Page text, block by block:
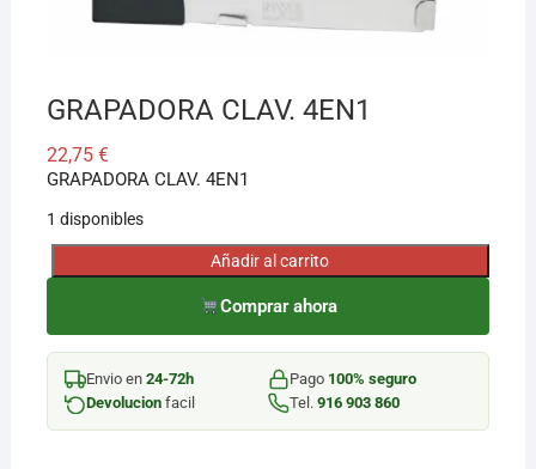
GRAPADORA CLAV. 4EN1
22,75 €
GRAPADORA CLAV. 4EN1
1 disponibles
GRAPADORA
4EN1
cantidad
Añadir al carrito
Comprar ahora
Envio en 24-72h Pago 100% seguro
Devolucionfacil Tel. 916 903 860
aunque no sepas el nombre exacto